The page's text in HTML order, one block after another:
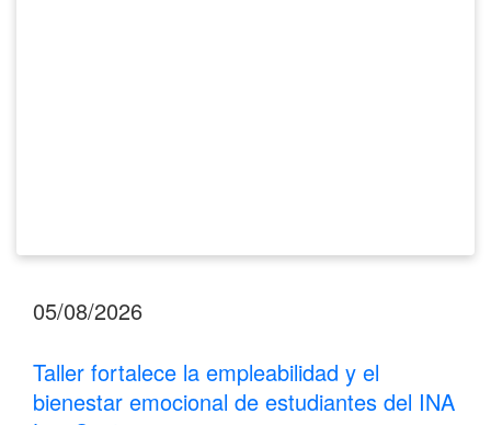
05/08/2026
Taller fortalece la empleabilidad y el
bienestar emocional de estudiantes del INA